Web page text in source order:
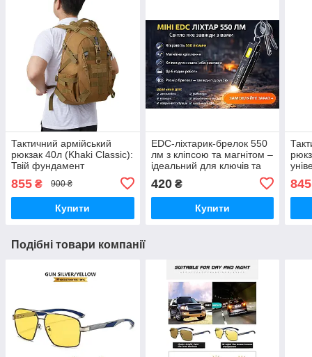
Тактичний армійський
рюкзак 40л (Khaki Classic):
Твій фундамент
855 ₴ 900 ₴
Купити
EDC-ліхтарик-брелок 550
лм з кліпсою та магнітом –
ідеальний для ключів та
420₴
Купити
Подібні товари компанії